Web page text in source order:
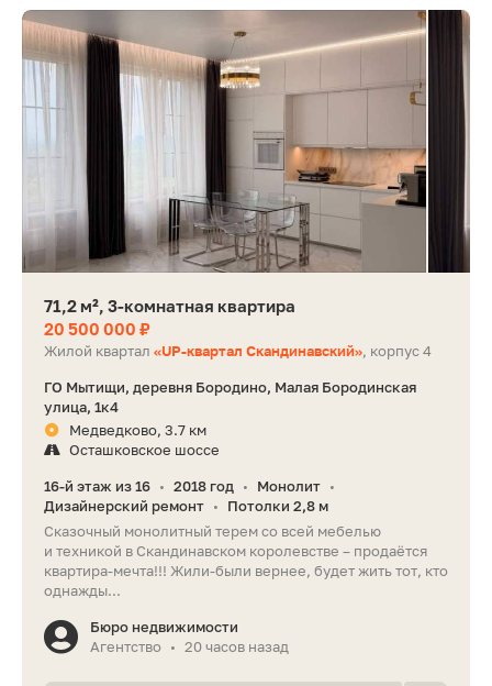
71,2 м², 3-комнатная квартира
20 500 000 ₽
Жилой квартал «UP-квартал Скандинавский», корпус 4
ГО Мытищи, деревня Бородино, Малая Бородинская
улица, 1к4
Медведково, 3.7 км
Осташковское шоссе
16-й этаж из 16 • 2018 год • Монолит •
Дизайнерский ремонт •
Потолки 2,8 м
Сказочный монолитный терем со всей мебелью
и техникой в Скандинавском королевстве – продаётся
квартира-мечта!!! Жили-были вернее, будет жить тот, кто
однажды...
Бюро недвижимости
Агентство
• 20 часов назад